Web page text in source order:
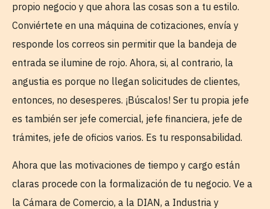
propio negocio y que ahora las cosas son a tu estilo.
Conviértete en una máquina de cotizaciones, envía y
responde los correos sin permitir que la bandeja de
entrada se ilumine de rojo. Ahora, si, al contrario, la
angustia es porque no llegan solicitudes de clientes,
entonces, no desesperes. ¡Búscalos! Ser tu propia jefe
es también ser jefe comercial, jefe financiera, jefe de
trámites, jefe de oficios varios. Es tu responsabilidad.
Ahora que las motivaciones de tiempo y cargo están
claras procede con la formalización de tu negocio. Ve a
la Cámara de Comercio, a la DIAN, a Industria y